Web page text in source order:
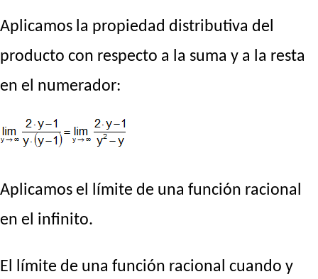
Aplicamos la propiedad distributiva del
producto con respecto a la suma y a la resta
en el numerador:
Aplicamos el límite de una función racional
en el infinito.
El límite de una función racional cuando y